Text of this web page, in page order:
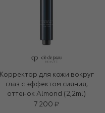
Корректор для кожи вокруг
глаз с эффектом сияния,
оттенок Almond (2,2ml)
7 200 ₽